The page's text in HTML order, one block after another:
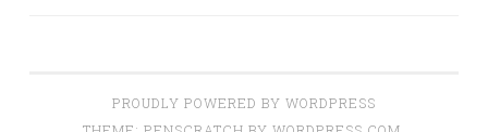
PROUDLY POWERED BY WORDPRESS